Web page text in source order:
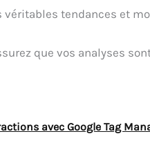
tendances et
que vos analyses
avec Google Tag